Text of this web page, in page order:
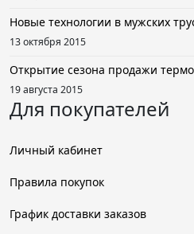
Новые технологии в мужских
13 октября 2015
Открытие сезона продажи
19 августа 2015
Для покупателей
Личный кабинет
Правила покупок
График доставки заказов